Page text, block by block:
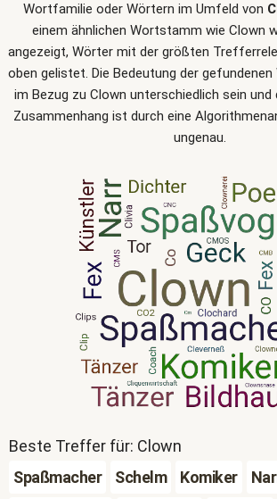
Wortfamilie oder Wörtern im Umfeld von
einem ähnlichen Wortstamm wie Clown
angezeigt, Wörter mit der größten
oben gelistet. Die Bedeutung der
im Bezug zu Clown unterschiedlich sein
Zusammenhang ist durch eine
ungenau.
Beste Treffer für: Clown
Spaßmacher
Schelm Komiker